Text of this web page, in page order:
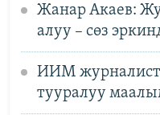
Жанар Акаев:
алуу – сөз
ИИМ
тууралуу